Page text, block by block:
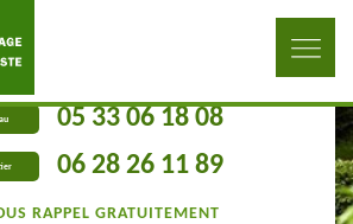
05 33 06 18 08
06 28 26 11 89
RAPPEL GRATUITEMENT